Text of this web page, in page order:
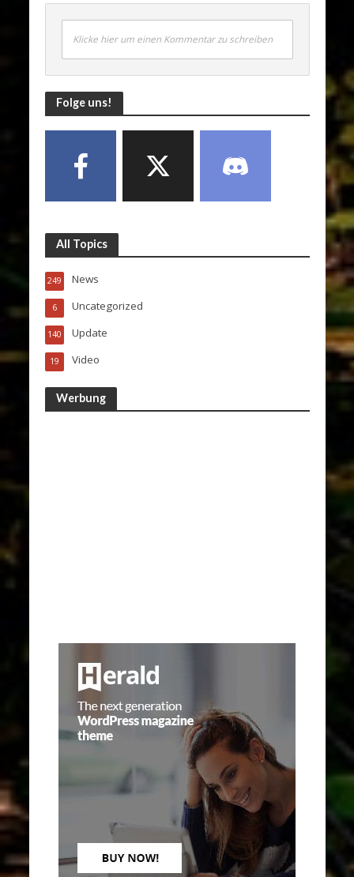
Klicke hier um einen Kommentar zu schreiben
Folge uns!
All Topics
News
249
Uncategorized
6
Update
140
Video
19
Werbung